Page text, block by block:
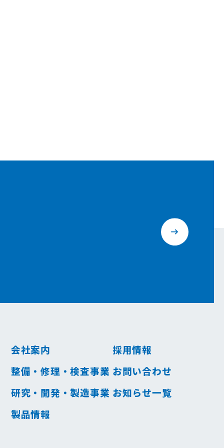
会社案内
整備・修理・検査事業
研究・開発・製造事業
製品情報
採用情報
お問い合わせ
お知らせ一覧